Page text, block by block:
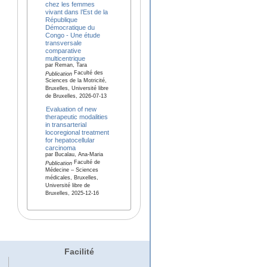
chez les femmes
vivant dans l’Est de la
République
Démocratique du
Congo - Une étude
transversale
comparative
multicentrique
par Reman, Tara
PublicationFaculté des
Sciences de la Motricité,
Bruxelles, Université libre
de Bruxelles, 2026-07-13
Evaluation of new
therapeutic modalities
in transarterial
locoregional treatment
for hepatocellular
carcinoma
par Bucalau, Ana-Maria
PublicationFaculté de
Médecine – Sciences
médicales, Bruxelles,
Université libre de
Bruxelles, 2025-12-16
Facilité